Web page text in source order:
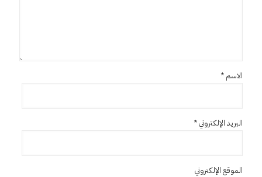
الاسم *
البريد الإلكتروني*
الموقع الإلكتروني